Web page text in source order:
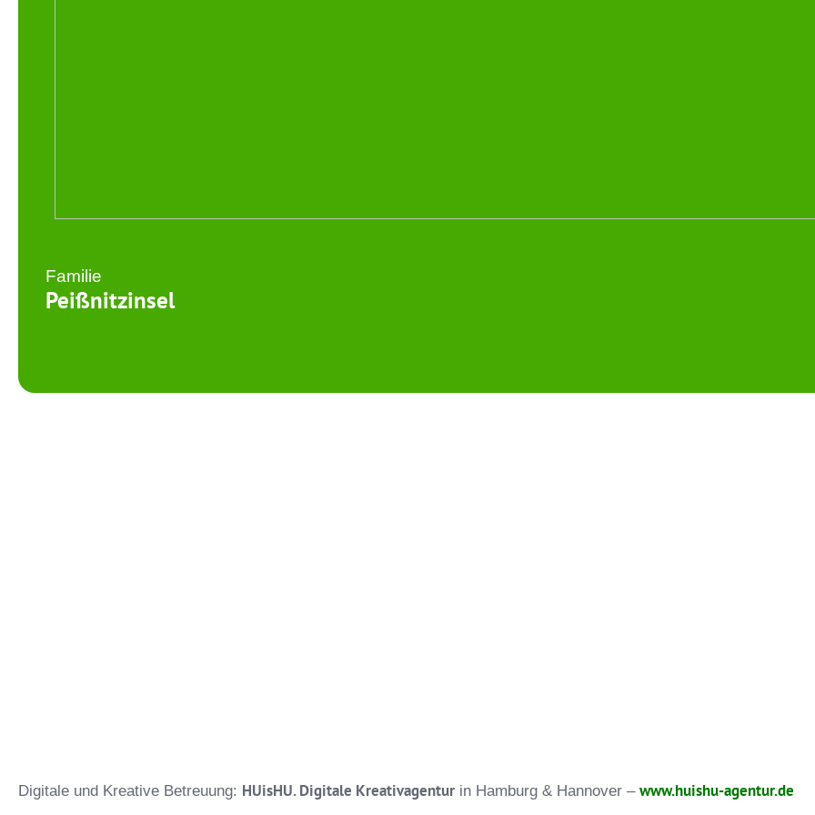
Familie
Peißnitzinsel
Digitale und Kreative Betreuung: HUisHU. Digitale Kreativagentur in Hamburg & Hannover – www.huishu-agentur.de